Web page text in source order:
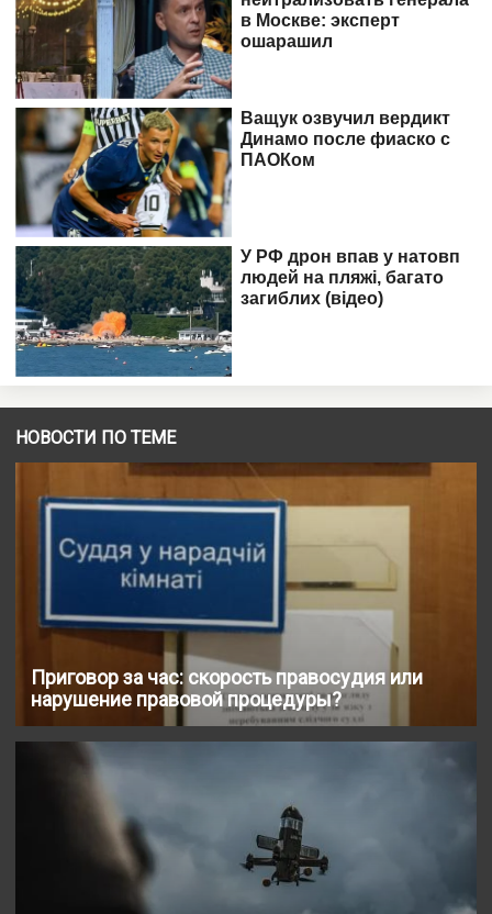
НОВОСТИ ПО ТЕМЕ
Приговор за час: скорость правосудия или
нарушение правовой процедуры?